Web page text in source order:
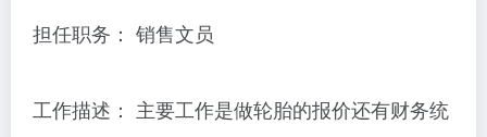
担任职务： 销售文员
工作描述： 主要工作是做轮胎的报价还有财务统